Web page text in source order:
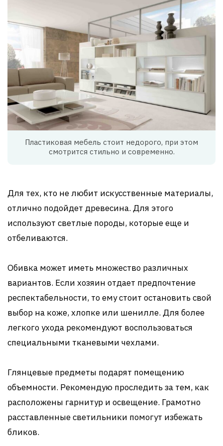
Пластиковая мебель стоит недорого, при этом
смотрится стильно и современно.
Для тех, кто не любит искусственные материалы,
отлично подойдет древесина. Для этого
используют светлые породы, которые еще и
отбеливаются.
Обивка может иметь множество различных
вариантов. Если хозяин отдает предпочтение
респектабельности, то ему стоит остановить свой
выбор на коже, хлопке или шенилле. Для более
легкого ухода рекомендуют воспользоваться
специальными тканевыми чехлами.
Глянцевые предметы подарят помещению
объемности. Рекомендую проследить за тем, как
расположены гарнитур и освещение. Грамотно
расставленные светильники помогут избежать
бликов.